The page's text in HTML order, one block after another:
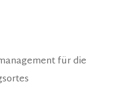
für die